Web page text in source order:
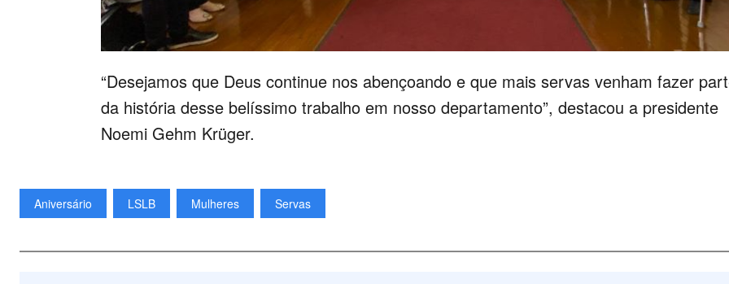
“Desejamos que Deus continue nos abençoando e que mais servas venham fazer
da história desse belíssimo trabalho em nosso departamento”, destacou a presidente
Noemi Gehm Krüger.
Aniversário LSLB Mulheres Servas